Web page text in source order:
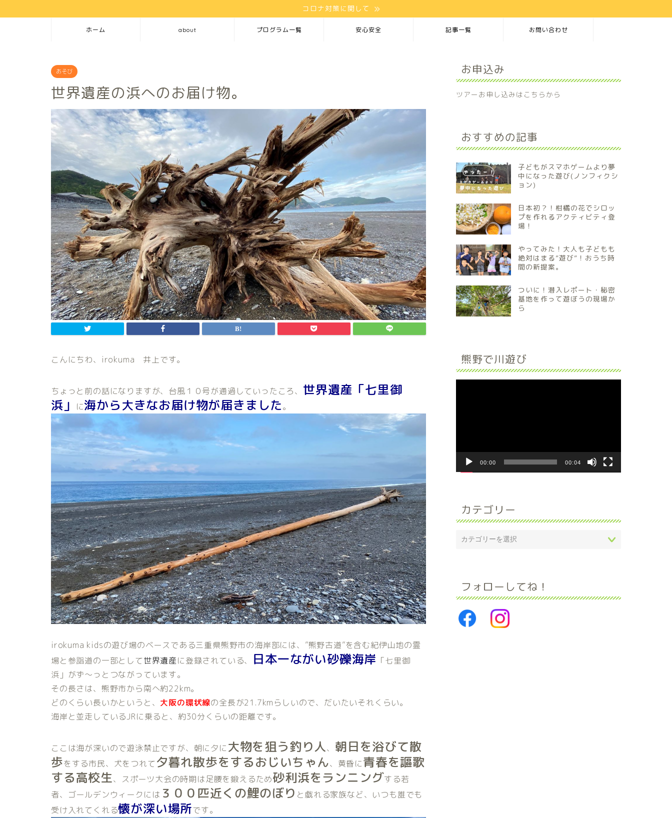
コロナ対策に関して
ホーム about プログラム一覧 安心安全 記事一覧 お問い合わせ
あそび
世界遺産の浜へのお届け物。
こんにちわ、irokuma 井上です。
ちょっと前の話になりますが、台風１０号が通過していったころ、 世界遺産「七里御
浜」
に海から大きなお届け物が届きました。
irokuma kidsの遊び場のベースである三重県熊野市の海岸部には、”熊野古道”を含む紀伊山地の霊
場と参詣道の一部として世界遺産に登録されている、 日本一ながい砂礫海岸 「七里御
浜」がず～っとつながっています。
その長さは、熊野市から南へ約22km。
どのくらい長いかというと、 大阪の環状線の全長が21.7kmらしいので、だいたいそれくらい。
海岸と並走しているJRに乗ると、約30分くらいの距離です。
ここは海が深いので遊泳禁止ですが、朝に夕に 大物を狙う釣り人、 朝日を浴びて散
歩をする市民、犬をつれて夕暮れ散歩をするおじいちゃん、黄昏に青春を謳歌
する高校生、スポーツ大会の時期は足腰を鍛えるため砂利浜をランニングする若
者、ゴールデンウィークには ３００匹近くの鯉のぼり と戯れる家族など、いつも誰でも
受け入れてくれる懐が深い場所です。
お申込み
ツアーお申し込みはこちらから
おすすめの記事
子どもがスマホゲームより夢
中になった遊び(ノンフィクシ
ョン)
日本初？！柑橘の花でシロッ
プを作れるアクティビティ登
場！
やってみた！大人も子どもも
絶対はまる”遊び”！おうち時
間の新提案。
ついに！潜入レポート・秘密
基地を作って遊ぼうの現場か
ら
熊野で川遊び
ー
00:00 00:04
カテゴリー
フォローしてね！